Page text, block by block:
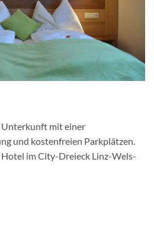
mit einer
und kostenfreien Parkplätzen.
im City-Dreieck Linz-Wels-